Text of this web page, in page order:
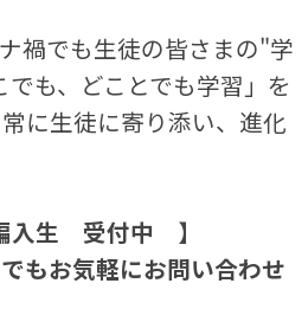
禍でも生徒の皆さまの"学
も、どことでも学習」を
に生徒に寄り添い、進化
入生 受付中 】
もお気軽にお問い合わせ